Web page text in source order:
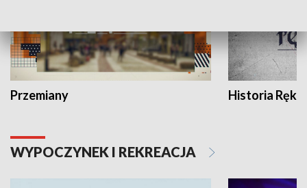
Przemiany Historia Ręką
WYPOCZYNEK I REKREACJA